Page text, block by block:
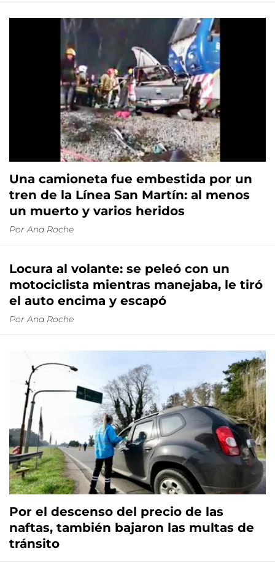
Una camioneta fue embestida por un
tren de la Línea San Martín: al menos
un muerto y varios heridos
Por Ana Roche
Locura al volante: se peleó con un
motociclista mientras manejaba, le tiró
el auto encima y escapó
Por Ana Roche
Por el descenso del precio de las
naftas, también bajaron las multas de
tránsito